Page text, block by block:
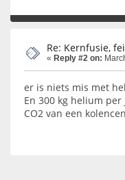
Re: Kernfusie,
« Reply #2 on:
er is niets mis met
En 300 kg helium
CO2 van een